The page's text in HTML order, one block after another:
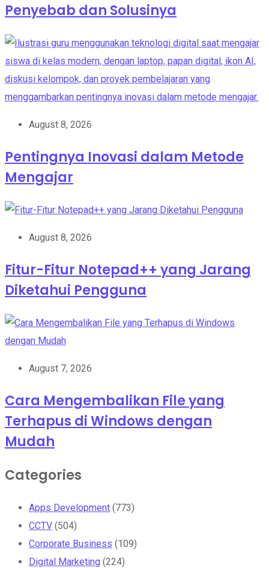
Penyebab dan Solusinya
August 8, 2026
Pentingnya Inovasi dalam Metode
Mengajar
August 8, 2026
Fitur-Fitur Notepad++ yang Jarang
Diketahui Pengguna
August 7, 2026
Cara Mengembalikan File yang
Terhapus di Windows dengan
Mudah
Categories
Apps Development (773)
CCTV (504)
Corporate Business (109)
Digital Marketing (224)